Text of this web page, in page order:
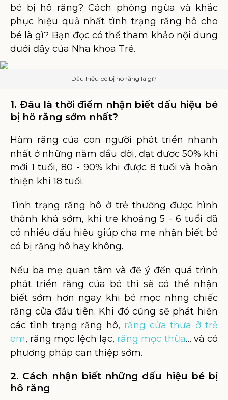
bé bị hô răng? Cách phòng ngừa và khắc
phục hiệu quả nhất tình trạng răng hô cho
bé là gì? Bạn đọc có thể tham khảo nội dung
dưới đây của Nha khoa Trẻ.
Dấu hiệu bé bị hô răng là gì?
1. Đâu là thời điểm nhận biết dấu hiệu bé
bị hô răng sớm nhất?
Hàm răng của con người phát triển nhanh
nhất ở những năm đầu đời, đạt được 50% khi
mới 1 tuổi, 80 - 90% khi được 8 tuổi và hoàn
thiện khi 18 tuổi.
Tình trạng răng hô ở trẻ thường được hình
thành khá sớm, khi trẻ khoảng 5 - 6 tuổi đã
có nhiều dấu hiệu giúp cha mẹ nhận biết bé
có bị răng hô hay không.
Nếu ba mẹ quan tâm và để ý đến quá trình
phát triển răng của bé thì sẽ có thể nhận
biết sớm hơn ngay khi bé mọc nhng chiếc
răng cửa đầu tiên. Khi đó cũng sẽ phát hiện
các tình trạng răng hô, răng cửa thưa ở trẻ
em, răng mọc lệch lạc, răng mọc thừa… và có
phương pháp can thiệp sớm.
2. Cách nhận biết những dấu hiệu bé bị
hô răng